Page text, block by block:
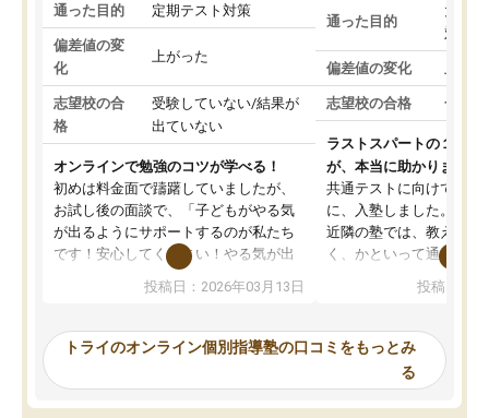
通った目的 定期テスト対策
偏差値の変
化
上がった
志望校の合
格
受験していない/結果が
出ていない
オンラインで勉強のコツが学べる！
初めは料金面で躊躇していましたが、
お試し後の面談で、「子どもがやる気
が出るようにサポートするのが私たち
です！安心してください！やる気が出
ないのは私たち講師の責任です」と言
ってくださり、確かに！と考えて、思
ったんですが、学生の先生から学ぶこ
み、徐々に成績が上がったらいいなと
思っていました。何が今足りないのか
投稿日：2026年03月13日
通った目的
大学
対策
偏差値の変化
志望校の合格 合格
ラストスパートの１か月
が、本当に助かりました
共通テストに向けての追
に、入塾しました。田舎
近隣の塾では、教えても
く、かといって通うには
可能なので本当に助か
らないところをピンポイ
頂いて、とてもわかり
していました。一生を
スト、多少お金がかかっ
投稿日：
トライのオンライン個別指導塾の口コミをもっとみ
る